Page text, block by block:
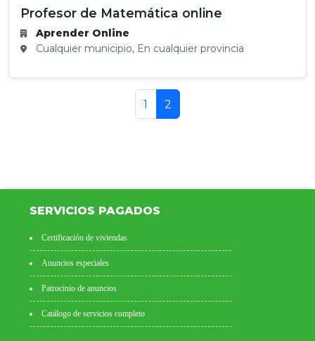
Profesor de Matemática online
Aprender Online
Cualquier municipio, En cualquier provincia
1 2
SERVICIOS PAGADOS
Certificación de viviendas
Anuncios especiales
Patrocinio de anuncios
Catálogo de servicios completo